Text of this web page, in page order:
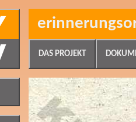
DAS PROJEKT